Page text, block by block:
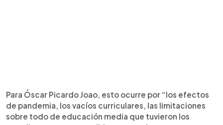
Para Óscar Picardo Joao, esto ocurre por “los efectos
de pandemia, los vacíos curriculares, las limitaciones
sobre todo de educación media que tuvieron los